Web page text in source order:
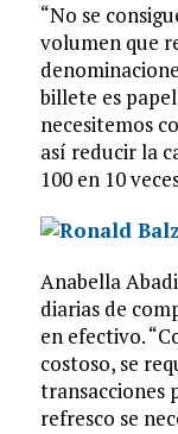
“No se
volumen que
billete es
necesitemos
así reducir la
100 en 10
Anabella
diarias de
en efectivo.
costoso, se
transacciones
refresco se